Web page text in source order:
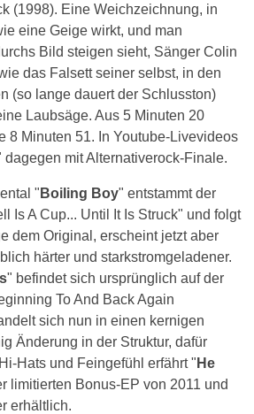
(1998). Eine Weichzeichnung, in
eine Geige wirkt, und man
Bild steigen sieht, Sänger Colin
das Falsett seiner selbst, in den
(so lange dauert der Schlusston)
Laubsäge. Aus 5 Minuten 20
8 Minuten 51. In Youtube-Livevideos
dagegen mit Alternativerock-Finale.
" Boiling Boy" entstammt der
Is A Cup... Until It Is Struck" und folgt
dem Original, erscheint jetzt aber
härter und starkstromgeladener.
" befindet sich ursprünglich auf der
To And Back Again
sich nun in einen kernigen
Änderung in der Struktur, dafür
Hats und Feingefühl erfährt " He
limitierten Bonus-EP von 2011 und
erhältlich.